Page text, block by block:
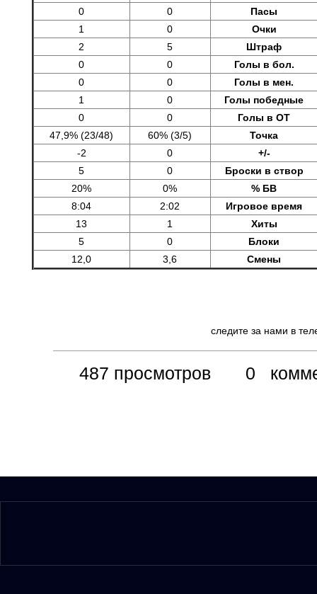
0
0
Пасы
1
0
Очки
2
5
Штраф
0
0
Голы в бол.
0
0
Голы в мен.
1
0
Голы победные
0
0
Голы в ОТ
47,9% (23/48)
60% (3/5)
Точка
-2
0
+/-
5
0
Броски в створ
20%
0%
% БВ
8:04
2:02
Игровое время
13
1
Хиты
5
0
Блоки
12,0
3,6 Смены
следите за нами в
487 просмотров 0